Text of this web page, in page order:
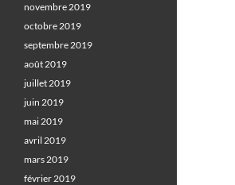
novembre 2019
octobre 2019
septembre 2019
août 2019
juillet 2019
juin 2019
mai 2019
avril 2019
mars 2019
février 2019